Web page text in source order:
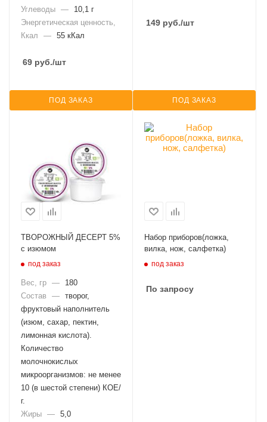
Углеводы —
10,1 г
Энергетическая ценность,
Ккал
— 55 кКал
69 руб./шт
ПОД ЗАКАЗ
149 руб./шт
ПОД ЗАКАЗ
ТВОРОЖНЫЙ ДЕСЕРТ 5%
с изюмом
под заказ
Вес, гр —
180
Состав
— творог,
фруктовый наполнитель
(изюм, сахар, пектин,
лимонная кислота).
Количество
молочнокислых
микроорганизмов: не менее
10 (в шестой степени) КОЕ/
г.
Жиры — 5,0
Набор приборов(ложка,
вилка, нож, салфетка)
под заказ
По запросу